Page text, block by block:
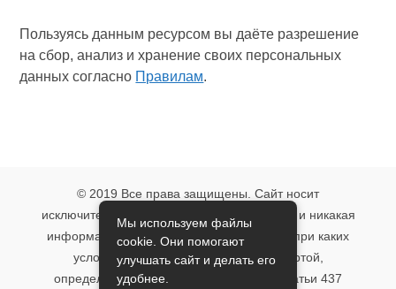
Пользуясь данным ресурсом вы даёте разрешение
на сбор, анализ и хранение своих персональных
данных согласно Правилам.
© 2019 Все права защищены. Сайт носит
исключительно информационный характер и никакая
информация, опубликованная на нём, ни при каких
условиях не является публичной офертой,
определяемой положениями пункта 2 статьи 437
Мы используем файлы
cookie. Они помогают
улучшать сайт и делать его
удобнее.